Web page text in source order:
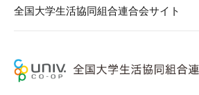
全国大学生活協同組合連合会サイト